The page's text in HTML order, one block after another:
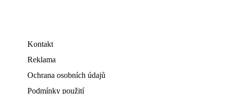
Kontakt
Reklama
Ochrana osobních údajů
Podmínky použití